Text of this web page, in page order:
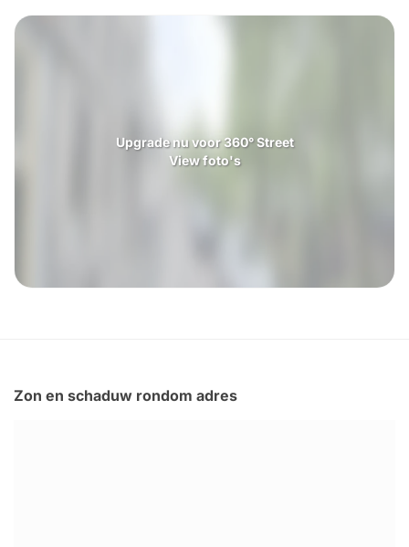
Upgrade nu voor 360° Street
View foto's
Zon en schaduw rondom adres